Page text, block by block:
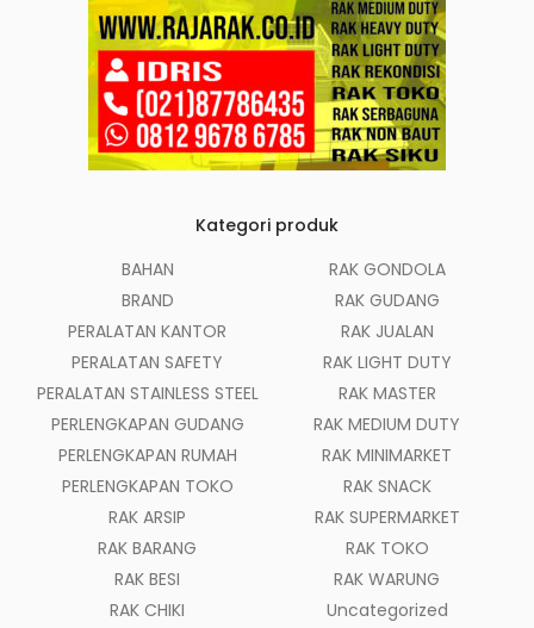
Kategori produk
BAHAN
BRAND
PERALATAN KANTOR
PERALATAN SAFETY
PERALATAN STAINLESS STEEL
PERLENGKAPAN GUDANG
PERLENGKAPAN RUMAH
PERLENGKAPAN TOKO
RAK ARSIP
RAK BARANG
RAK BESI
RAK CHIKI
RAK GONDOLA
RAK GUDANG
RAK JUALAN
RAK LIGHT DUTY
RAK MASTER
RAK MEDIUM DUTY
RAK MINIMARKET
RAK SNACK
RAK SUPERMARKET
RAK TOKO
RAK WARUNG
Uncategorized